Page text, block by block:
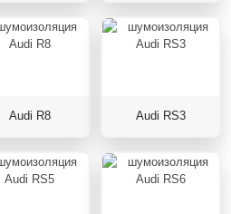
Audi R8 Audi RS3